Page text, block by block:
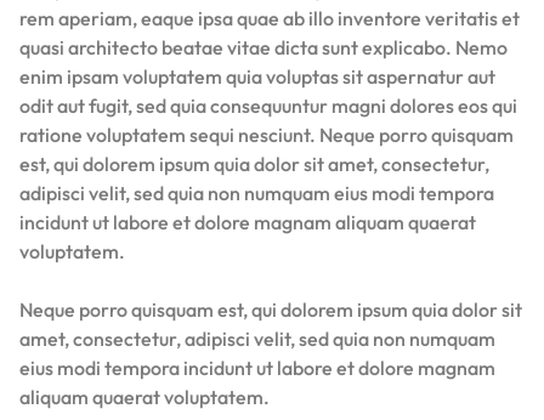
rem aperiam, eaque ipsa quae ab illo inventore veritatis et
quasi architecto beatae vitae dicta sunt explicabo. Nemo
enim ipsam voluptatem quia voluptas sit aspernatur aut
odit aut fugit, sed quia consequuntur magni dolores eos qui
ratione voluptatem sequi nesciunt. Neque porro quisquam
est, qui dolorem ipsum quia dolor sit amet, consectetur,
adipisci velit, sed quia non numquam eius modi tempora
incidunt ut labore et dolore magnam aliquam quaerat
voluptatem.
Neque porro quisquam est, qui dolorem ipsum quia dolor sit
amet, consectetur, adipisci velit, sed quia non numquam
eius modi tempora incidunt ut labore et dolore magnam
aliquam quaerat voluptatem.